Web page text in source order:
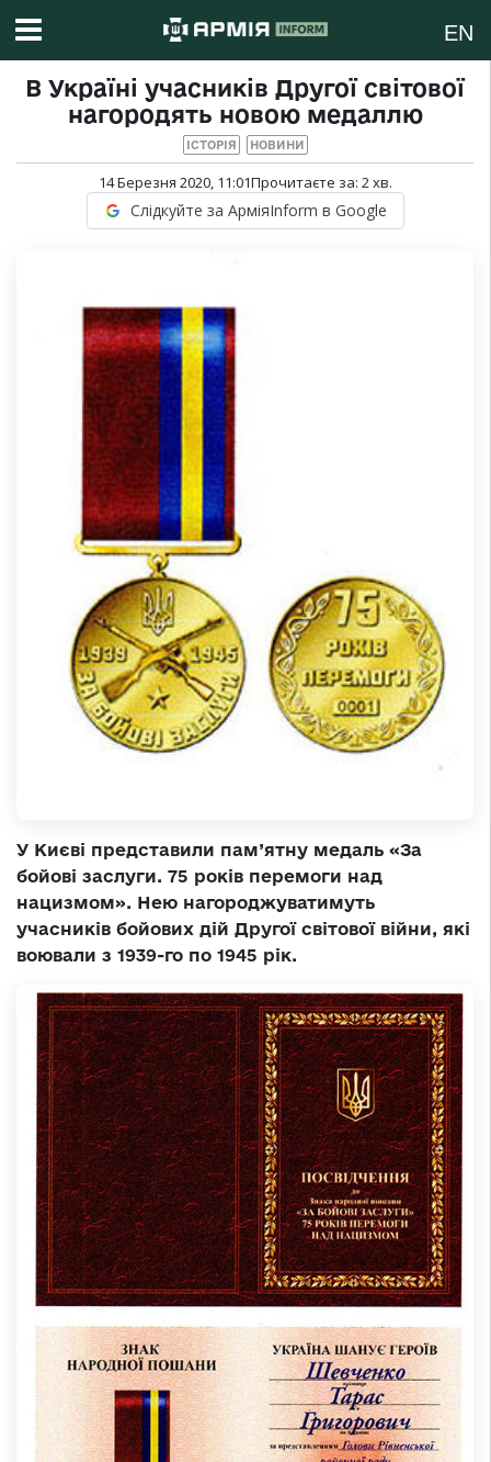
EN
В Україні учасників Другої світової
нагородять новою медаллю
ІСТОРІЯ НОВИНИ
14 Березня 2020, 11:01Прочитаєте за: 2хв.
Слідкуйте за АрміяInform в Google
У Києві представили пам’ятну медаль «За
бойові заслуги. 75 років перемоги над
нацизмом». Нею нагороджуватимуть
учасників бойових дій Другої світової війни, які
воювали з 1939-го по 1945 рік.